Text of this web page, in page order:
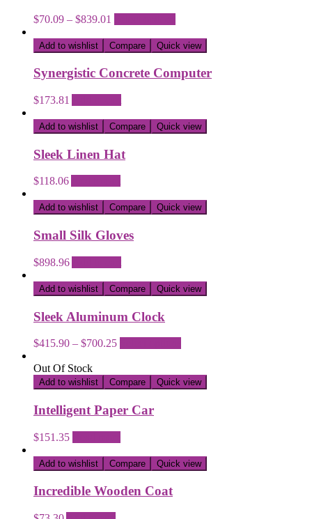
$70.09 – $839.01
Add to wishlist Compare Quick view
Synergistic Concrete Computer
$173.81
Add to wishlist Compare Quick view
Sleek Linen Hat
$118.06
Add to wishlist Compare Quick view
Small Silk Gloves
$898.96
Add to wishlist Compare Quick view
Sleek Aluminum Clock
$415.90 – $700.25
Out Of Stock
Add to wishlist Compare Quick view
Intelligent Paper Car
$151.35
Add to wishlist Compare Quick view
Incredible Wooden Coat